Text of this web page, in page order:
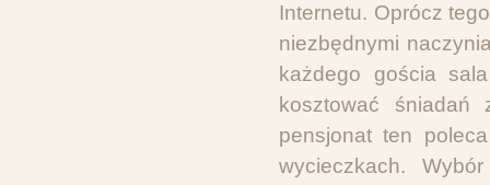
Internetu. Oprócz
niezbędnymi
każdego gościa
kosztować śniadań
pensjonat ten
wycieczkach.